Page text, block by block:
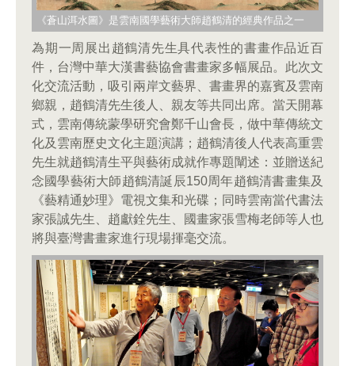
《蒼山洱水圖》是雲南國學藝術大師趙鶴清的經典作品之一
為期一周展出趙鶴清先生具代表性的書畫作品近百
件，台灣中華大漢書藝協會書畫家多幅展品。此次文
化交流活動，吸引兩岸文藝界、書畫界的嘉賓及雲南
鄉親，趙鶴清先生後人、親友等共同出席。當天開幕
式，雲南傳統蒙學研究會鄭千山會長，做中華傳統文
化及雲南歷史文化主題演講；趙鶴清後人代表高重雲
先生就趙鶴清生平與藝術成就作專題闡述：並贈送紀
念國學藝術大師趙鶴清誕辰150周年趙鶴清書畫集及
《藝精通妙理》電視文集和光碟；同時雲南當代書法
家張誠先生、趙獻銓先生、國畫家張雪梅老師等人也
將與臺灣書畫家進行現場揮毫交流。